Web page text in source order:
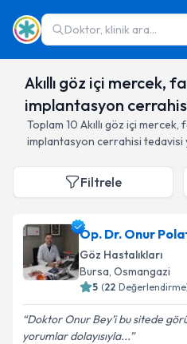
Doktor, klinik ara...
Akıllı göz içi mercek,
implantasyon
Toplam 10 Akıllı göz içi
implantasyon cerrahisi tedavisi
Filtrele
Op. Dr. Onur
Göz Hastalıkları
Bursa, Osmangazi
5 (22
Doktor Onur Bey’i bu sitede
yorumlar dolayısıyla...